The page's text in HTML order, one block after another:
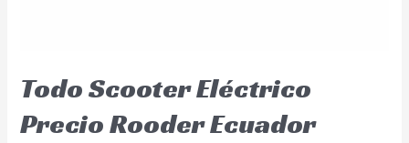
Todo Scooter Eléctrico
Precio Rooder Ecuador